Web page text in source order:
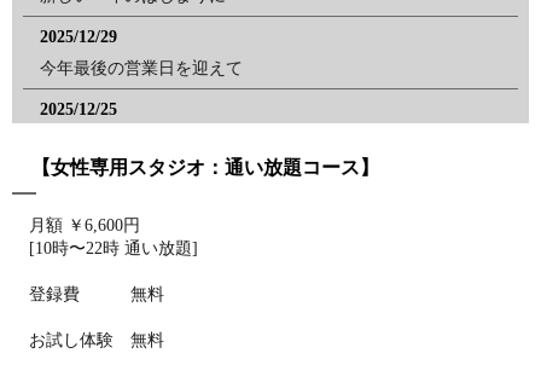
2025/12/29
今年最後の営業日を迎えて
2025/12/25
2025/12/22
第2部｜筋肉が増えない原因【栄養・睡眠・生活習慣】
2025/12/21
更年期と栄養の関係って？
【女性専用スタジオ：通い放題コース】
月額 ￥6,600円
[10時〜22時 通い放題]
登録費 無料
お試し体験 無料